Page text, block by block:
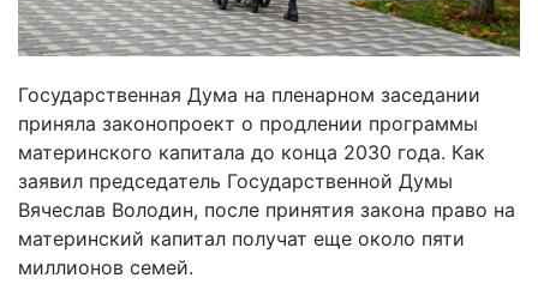
Государственная Дума на пленарном заседании
приняла законопроект о продлении программы
материнского капитала до конца 2030 года. Как
заявил председатель Государственной Думы
Вячеслав Володин, после принятия закона право на
материнский капитал получат еще около пяти
миллионов семей.